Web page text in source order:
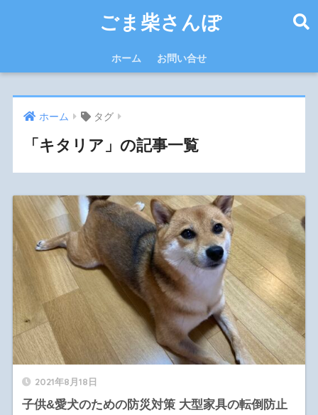
ごま柴さんぽ
ホーム お問い合せ
ホーム タグ
「キタリア」の記事一覧
2021年8月18日
子供&愛犬のための防災対策 大型家具の転倒防止